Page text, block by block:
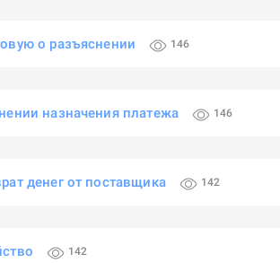
о разъяснении 146
назначения платежа 146
денег от поставщика 142
142